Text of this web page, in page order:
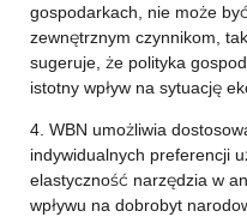
gospodarkach, nie może
zewnętrznym czynnikom,
sugeruje, że polityka
istotny wpływ na sytuację
4. WBN umożliwia
indywidualnych preferencji
elastyczność narzędzia w
wpływu na dobrobyt